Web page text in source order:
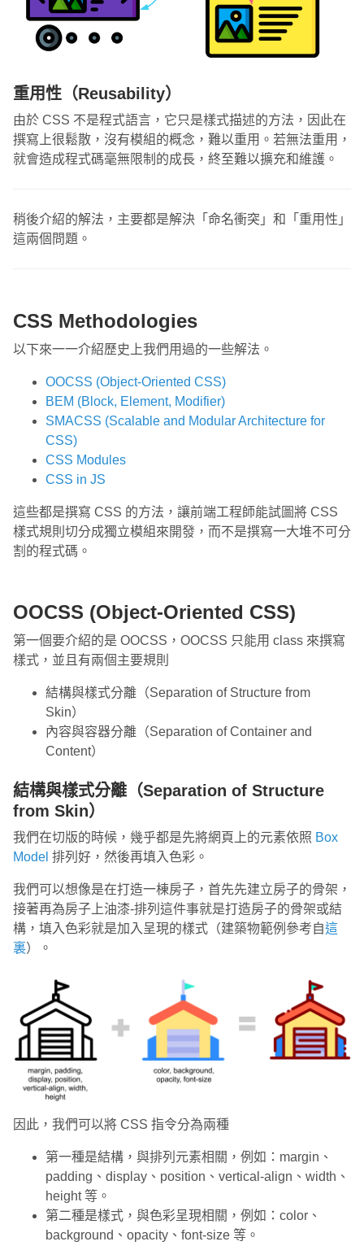
重用性（Reusability）
由於 CSS 不是程式語言，它只是樣式描述的方法，因此在
撰寫上很鬆散，沒有模組的概念，難以重用。若無法重用，
就會造成程式碼毫無限制的成長，終至難以擴充和維護。
稍後介紹的解法，主要都是解決「命名衝突」和「重用性」
這兩個問題。
CSS Methodologies
以下來一一介紹歷史上我們用過的一些解法。
OOCSS (Object-Oriented CSS)
BEM (Block, Element, Modifier)
SMACSS (Scalable and Modular Architecture for
CSS)
CSS Modules
CSS in JS
這些都是撰寫 CSS 的方法，讓前端工程師能試圖將 CSS
樣式規則切分成獨立模組來開發，而不是撰寫一大堆不可分
割的程式碼。
OOCSS (Object-Oriented CSS)
第一個要介紹的是 OOCSS，OOCSS 只能用 class 來撰寫
樣式，並且有兩個主要規則
結構與樣式分離（Separation of Structure from
Skin）
內容與容器分離（Separation of Container and
Content）
結構與樣式分離（Separation of Structure
from Skin）
我們在切版的時候，幾乎都是先將網頁上的元素依照 Box
Model 排列好，然後再填入色彩。
我們可以想像是在打造一棟房子，首先先建立房子的骨架，
接著再為房子上油漆-排列這件事就是打造房子的骨架或結
構，填入色彩就是加入呈現的樣式（建築物範例參考自這
裏）。
因此，我們可以將 CSS 指令分為兩種
第一種是結構，與排列元素相關，例如：margin、
padding、display、position、vertical-align、width、
height 等。
第二種是樣式，與色彩呈現相關，例如：color、
background、opacity、font-size 等。